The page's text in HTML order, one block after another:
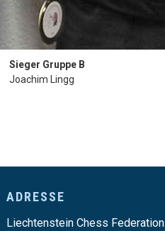
Sieger Gruppe B
Joachim Lingg
Footer
ADRESSE
Liechtenstein Chess Federation